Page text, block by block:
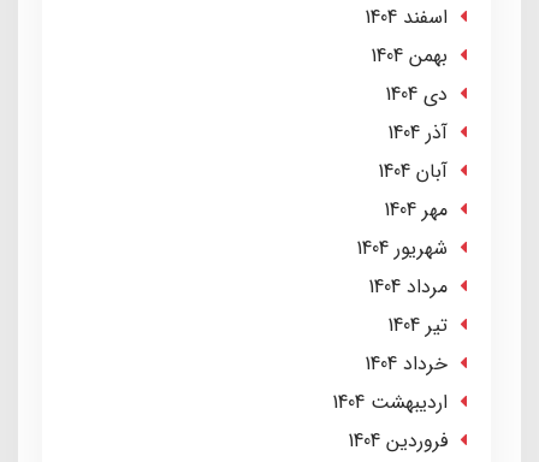
اسفند 1404
بهمن 1404
دی 1404
آذر 1404
آبان 1404
مهر 1404
شهریور 1404
مرداد 1404
تير 1404
خرداد 1404
ارديبهشت 1404
فروردین 1404